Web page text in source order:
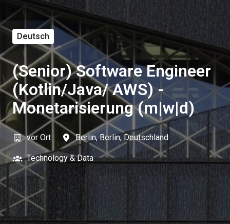
Deutsch
(Senior) Software Engineer
(Kotlin/Java/ AWS) -
Monetarisierung (m|w|d)
vor Ort Berlin, Berlin, Deutschland
Technology & Data